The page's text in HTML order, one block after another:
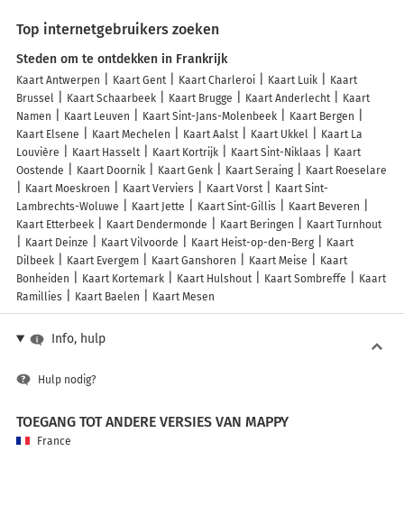
Top internetgebruikers zoeken
Steden om te ontdekken in Frankrijk
Kaart Antwerpen Kaart Gent Kaart Charleroi Kaart Luik
Kaart
Brussel
Kaart Schaarbeek Kaart Brugge Kaart Anderlecht
Kaart
Namen
Kaart Leuven Kaart Sint-Jans-Molenbeek
Kaart Bergen
Kaart Elsene
Kaart Mechelen Kaart Aalst Kaart Ukkel
Kaart La
Louvière
Kaart Hasselt Kaart Kortrijk Kaart Sint-Niklaas
Kaart
Oostende
Kaart Doornik Kaart Genk Kaart Seraing
Kaart Roeselare
Kaart Moeskroen
Kaart Verviers Kaart Vorst
Kaart Sint-
Lambrechts-Woluwe
Kaart Jette Kaart Sint-Gillis
Kaart Beveren
Kaart Etterbeek
Kaart Dendermonde Kaart Beringen
Kaart Turnhout
Kaart Deinze
Kaart Vilvoorde Kaart Heist-op-den-Berg
Kaart
Dilbeek
Kaart Evergem Kaart Ganshoren Kaart Meise
Kaart
Bonheiden
Kaart Kortemark Kaart Hulshout Kaart Sombreffe
Kaart
Ramillies
Kaart Baelen Kaart Mesen
Info, hulp
Hulp nodig?
TOEGANG TOT ANDERE VERSIES VAN MAPPY
France